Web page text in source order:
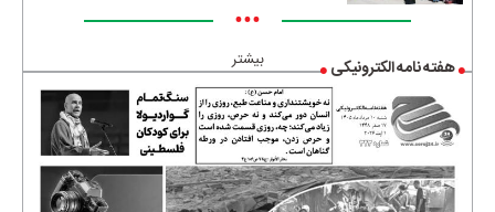
•••
بیشتر هفته نامه الکترونیکی